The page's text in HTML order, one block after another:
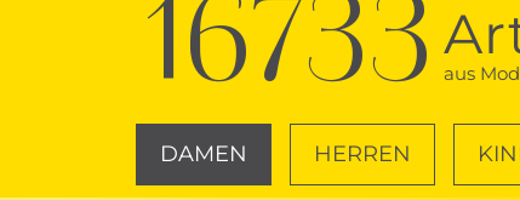
16733 aus
DAMEN HERREN